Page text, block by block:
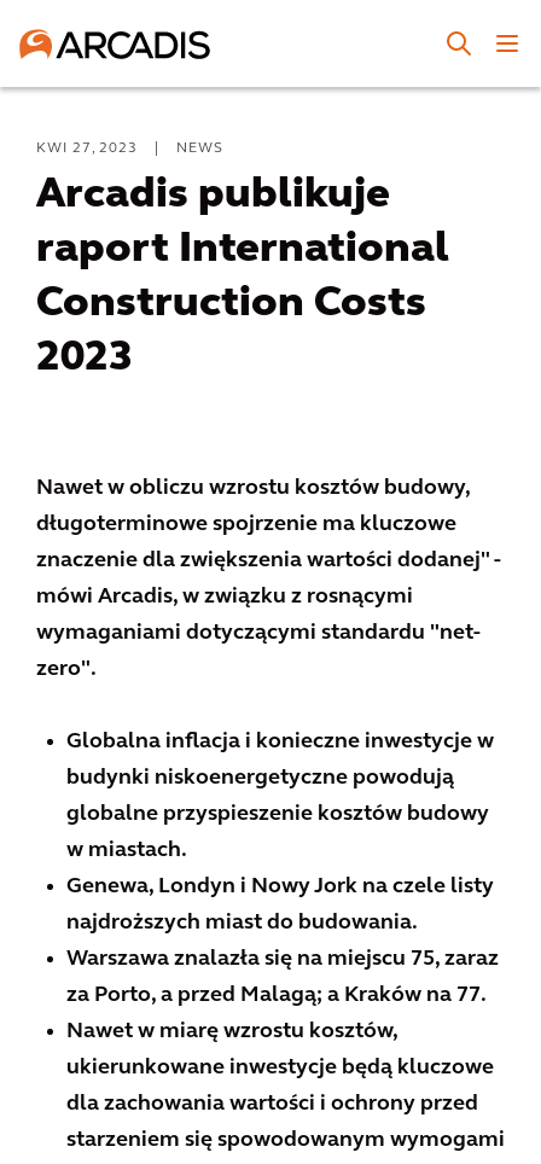
KWI 27, 2023 NEWS
Arcadis publikuje
raport International
Construction Costs
2023
Nawet w obliczu wzrostu kosztów budowy,
długoterminowe spojrzenie ma kluczowe
znaczenie dla zwiększenia wartości dodanej" -
mówi Arcadis, w związku z rosnącymi
wymaganiami dotyczącymi standardu "net-
zero".
Globalna inflacja i konieczne inwestycje w
budynki niskoenergetyczne powodują
globalne przyspieszenie kosztów budowy
w miastach.
Genewa, Londyn i Nowy Jork na czele listy
najdroższych miast do budowania.
Warszawa znalazła się na miejscu 75, zaraz
za Porto, a przed Malagą; a Kraków na 77.
Nawet w miarę wzrostu kosztów,
ukierunkowane inwestycje będą kluczowe
dla zachowania wartości i ochrony przed
starzeniem się spowodowanym wymogami